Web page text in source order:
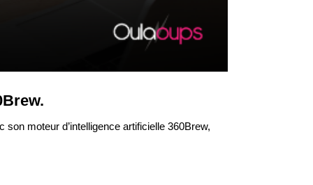
moteur d’intelligence artificielle 360Brew,